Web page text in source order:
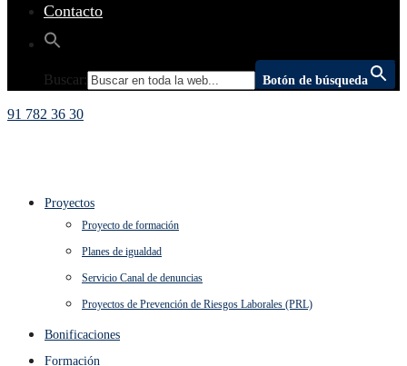
Contacto
Buscar: Botón de búsqueda
91 782 36 30
Proyectos
Proyecto de formación
Planes de igualdad
Servicio Canal de denuncias
Proyectos de Prevención de Riesgos Laborales (PRL)
Bonificaciones
Formación